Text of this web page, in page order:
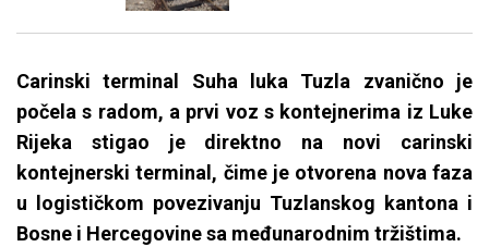
Carinski terminal Suha luka Tuzla zvanično je
počela s radom, a prvi voz s kontejnerima iz Luke
Rijeka stigao je direktno na novi carinski
kontejnerski terminal, čime je otvorena nova faza
u logističkom povezivanju Tuzlanskog kantona i
Bosne i Hercegovine sa međunarodnim tržištima.